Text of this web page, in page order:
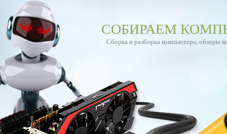
СОБИРАЕМ
Сборка и разборка компьютера, обзоры